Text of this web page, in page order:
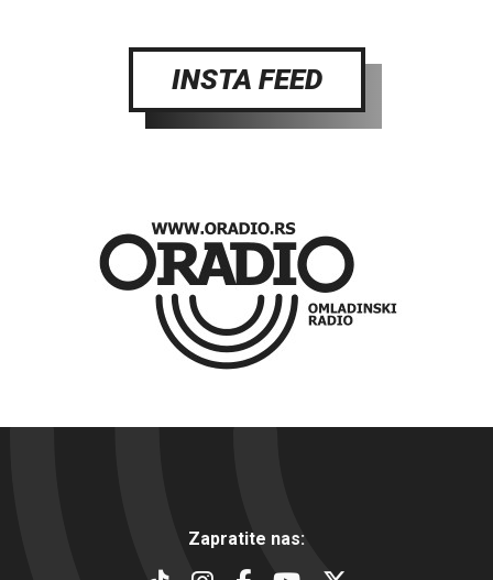
INSTA FEED
Zapratite nas: